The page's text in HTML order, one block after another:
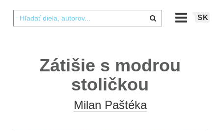
SK
Zátišie s modrou
stoličkou
Milan Paštéka